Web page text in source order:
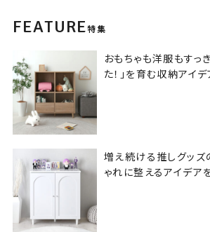
FEATURE特集
おもちゃも洋服もすっ
た！」を育む収納アイ
増え続ける推しグッズ
ゃれに整えるアイデア